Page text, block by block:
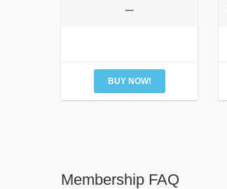
–
BUY NOW!
Membership FAQ